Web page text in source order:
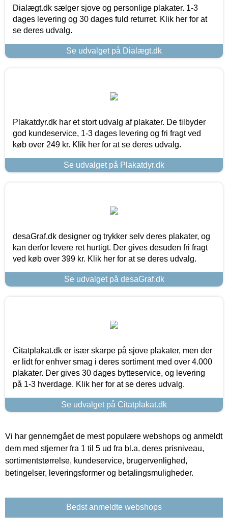
Dialægt.dk sælger sjove og personlige plakater. 1-3
dages levering og 30 dages fuld returret. Klik her for at
se deres udvalg.
Se udvalget på Dialægt.dk
Plakatdyr.dk har et stort udvalg af plakater. De tilbyder
god kundeservice, 1-3 dages levering og fri fragt ved
køb over 249 kr. Klik her for at se deres udvalg.
Se udvalget på Plakatdyr.dk
desaGraf.dk designer og trykker selv deres plakater, og
kan derfor levere ret hurtigt. Der gives desuden fri fragt
ved køb over 399 kr. Klik her for at se deres udvalg.
Se udvalget på desaGraf.dk
Citatplakat.dk er især skarpe på sjove plakater, men der
er lidt for enhver smag i deres sortiment med over 4.000
plakater. Der gives 30 dages bytteservice, og levering
på 1-3 hverdage. Klik her for at se deres udvalg.
Se udvalget på Citatplakat.dk
Vi har gennemgået de mest populære webshops og anmeldt
dem med stjerner fra 1 til 5 ud fra bl.a. deres prisniveau,
sortimentstørrelse, kundeservice, brugervenlighed,
betingelser, leveringsformer og betalingsmuligheder.
Bedst anmeldte webshops